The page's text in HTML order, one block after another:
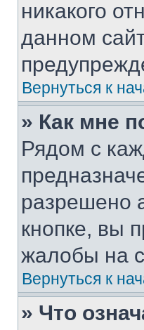
никакого
данном
Вернуться к
» Как мне
Рядом с
разрешено
кнопке, вы
жалобы на
Вернуться к
» Что